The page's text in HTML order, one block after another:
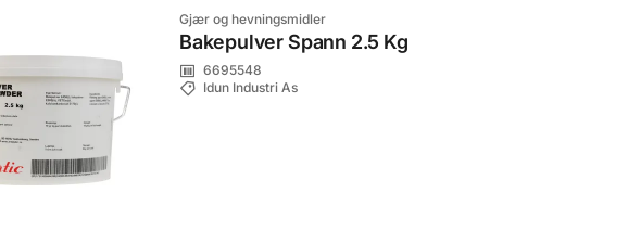
Gjær og hevningsmidler
Bakepulver Spann 2.5 Kg
6695548
Idun Industri As